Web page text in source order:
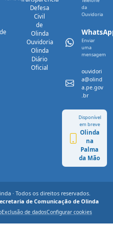
Defesa
Civil
de
Olinda
Ouvidoria
Olinda
Diário
Oficial
da
Ouvidoria
Enviar
uma
mensagem
ouvidori
a@olind
a.pe.gov
.br
Disponível
em breve
Olinda
na
Palma
da Mão
· Todos os direitos reservados.
de Comunicação de Olinda
Exclusão de dadosConfigurar cookies